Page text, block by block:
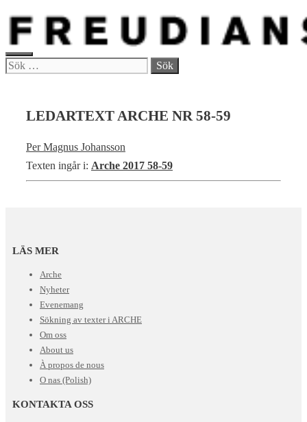
Hoppa
innehåll
MENY
Sök
LEDARTEXT ARCHE NR 58-59
Per Magnus Johansson
Texten ingår i: Arche 2017 58-59
LÄS MER
Arche
Nyheter
Evenemang
Sökning av texter i ARCHE
Om oss
About us
À propos de nous
O nas (Polish)
KONTAKTA OSS